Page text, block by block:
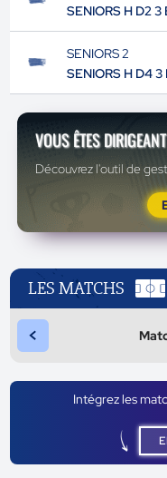
SENIORS H D2
SENIORS 2
SENIORS H D4
VOUS ÊTES
Découvrez l'outil de
LES MATCHS
<
Intégrez les